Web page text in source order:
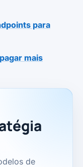
para
mais
de